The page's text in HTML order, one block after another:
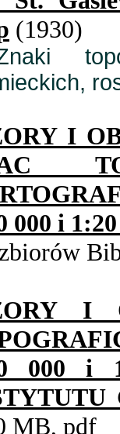
(1930)
I
000 i
I
000 i
MB, pdf